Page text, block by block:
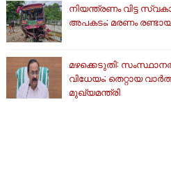
നിയന്ത്രണം വിട്ട
അപകടം; മരണം
മഴക്കെടുതി:
വിധേയം; തെറ്റായ
മുഖ്യമന്ത്രി